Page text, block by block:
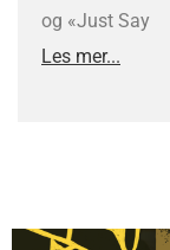
og «Just Say
Les mer...